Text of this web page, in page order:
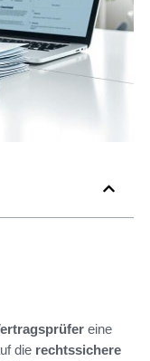
eine
die rechtssichere